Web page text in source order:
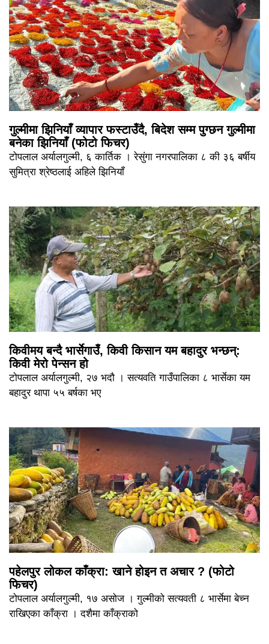
गुल्मीमा झिनियाँ व्यापार फस्टाउँदै, बिदेश सम्म पुग्छन गुल्मीमा
बनेका झिनियाँ (फोटो फिचर)
टोपलाल अर्यालगुल्मी, ६ कार्तिक । रेसुंगा नगरपालिका ८ की ३६ बर्षीय
सुमित्रा श्रेष्ठलाई अहिले झिनियाँ
किवीमय बन्दै भार्सेगाउँ, किवी किसान यम बहादुर भन्छन्:
किवी मेरो पेन्सन हो
टोपलाल अर्यालगुल्मी, २७ भदौ । सत्यवति गाउँपालिका ८ भार्सेका यम
बहादुर थापा ५५ बर्षका भए
पहेलपुर लोकल काँक्रा: खाने होइन त अचार ? (फोटो
फिचर)
टोपलाल अर्यालगुल्मी, १७ असोज । गुल्मीको सत्यवती ८ भार्सेमा बेच्न
राखिएका काँक्रा । दशैमा काँक्राको